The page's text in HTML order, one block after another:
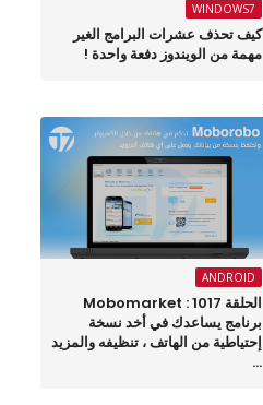
WINDOWS7
كيف تحذف عشرات البرامج الغير
مهمة من الويندوز دفعة واحدة !
ANDROID
الحلقة 1017 : Mobomarket
برنامج يساعدك في أخد نسخة
إحتياطية من الهاتف ، تنظيفه والمزيد
...